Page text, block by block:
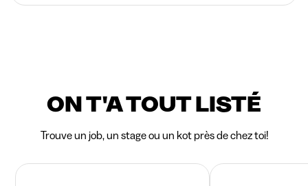
ON T'A TOUT LISTÉ
Trouve un job, un stage ou un kot près de chez toi!